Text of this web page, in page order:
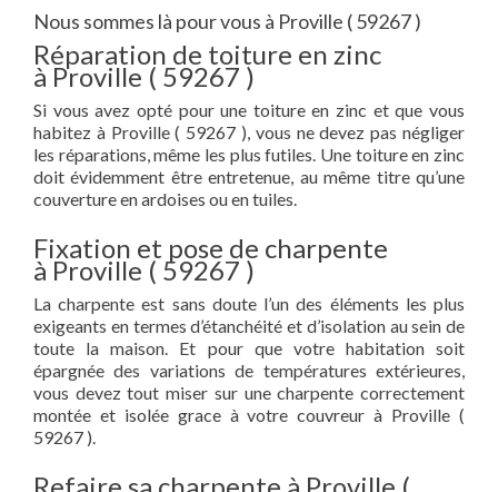
Nous sommes là pour vous à Proville ( 59267 )
Réparation de toiture en zinc
à Proville ( 59267 )
Si vous avez opté pour une toiture en zinc et que vous
habitez à Proville ( 59267 ), vous ne devez pas négliger
les réparations, même les plus futiles. Une toiture en zinc
doit évidemment être entretenue, au même titre qu’une
couverture en ardoises ou en tuiles.
Fixation et pose de charpente
à Proville ( 59267 )
La charpente est sans doute l’un des éléments les plus
exigeants en termes d’étanchéité et d’isolation au sein de
toute la maison. Et pour que votre habitation soit
épargnée des variations de températures extérieures,
vous devez tout miser sur une charpente correctement
montée et isolée grace à votre couvreur à Proville (
59267 ).